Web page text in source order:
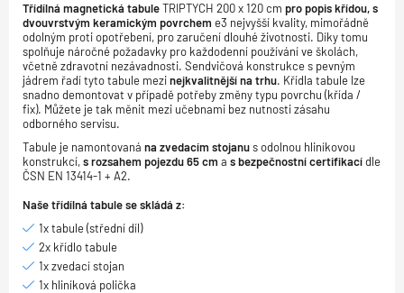
Třídílná magnetická tabuleTRIPTYCH 200 x 120 cm pro popis křídou, s
dvouvrstvým keramickým povrchem e3 nejvyšší kvality, mimořádně
odolným proti opotřebení, pro zaručení dlouhé životnosti. Díky tomu
spolňuje náročné požadavky pro každodenní používání ve školách,
včetně zdravotní nezávadnosti. Sendvičová konstrukce s pevným
jádrem řadí tyto tabule mezinejkvalitnější na trhu. Křídla tabule lze
snadno demontovat v případě potřeby změny typu povrchu (křída /
fix). Můžete je tak měnit mezi učebnami bez nutnosti zásahu
odborného servisu.
Tabule je namontovaná na zvedacím stojanus odolnou hliníkovou
konstrukcí,s rozsahem pojezdu 65 cm a s bezpečnostní certifikacídle
ČSN EN 13414-1 + A2.
Naše třídílná tabule se skládá z:
1x tabule (střední díl)
2x křídlo tabule
1x zvedací stojan
1x hliníková polička